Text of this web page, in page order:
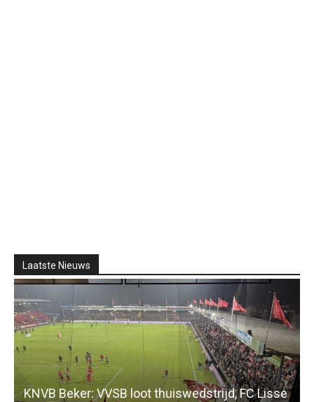
Laatste Nieuws
KNVB Beker: VVSB loot thuiswedstrijd, FC Lisse